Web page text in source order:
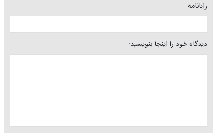
رایانامه
دیدگاه خود را اینجا بنویسید: